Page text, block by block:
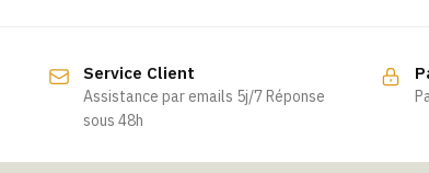
Service Client
Assistance par emails 5j/7 Réponse
sous 48h